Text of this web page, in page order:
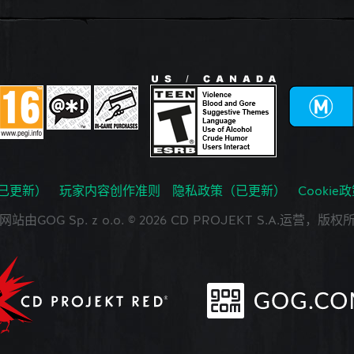
更新） 玩家内容创作准则 隐私政策（已更新） Cookie政
站由GOG Sp. z o.o. © 2026 CD PROJEKT S.A.运营，版权